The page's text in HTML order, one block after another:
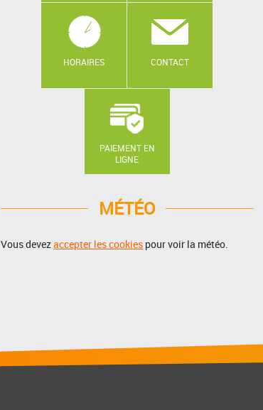
HORAIRES CONTACT
PAIEMENT EN
LIGNE
MÉTÉO
Vous devezaccepter les cookies pour voir la météo.